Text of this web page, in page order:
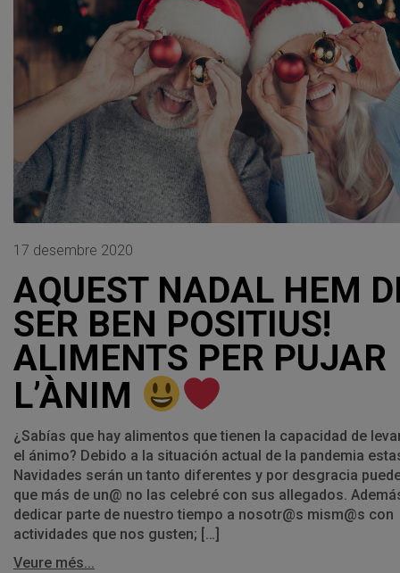
17 desembre 2020
AQUEST NADAL HEM
SER BEN POSITIUS!
ALIMENTS PER PUJAR
L’ÀNIM
¿Sabías que hay alimentos que tienen la capacidad de
el ánimo? Debido a la situación actual de la pandemia
Navidades serán un tanto diferentes y por desgracia
que más de un@ no las celebré con sus allegados.
dedicar parte de nuestro tiempo a nosotr@s mism@s con
actividades que nos gusten; […]
Veure més...